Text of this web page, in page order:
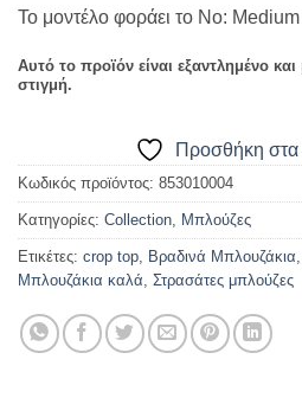
Το μοντέλο φοράει το Νο:
Αυτό το προϊόν είναι εξαντλημένο
στιγμή.
Προσθήκη
Κωδικός προϊόντος: 853010004
Κατηγορίες: Collection Μπλούζες
Ετικέτες: crop top Βραδινά Μπλουζάκια
Μπλουζάκια καλά Στρασάτες μπλούζες